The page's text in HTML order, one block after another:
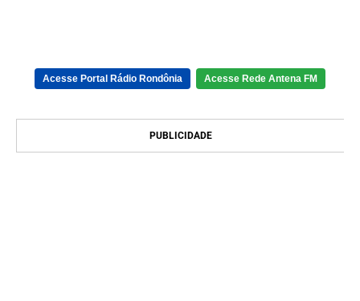
Acesse Portal Rádio Rondônia Acesse Rede Antena FM
PUBLICIDADE